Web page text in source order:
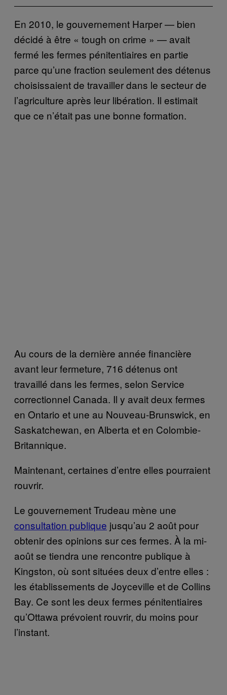
En 2010, le gouvernement Harper — bien
décidé à être « tough on crime » — avait
fermé les fermes pénitentiaires en partie
parce qu’une fraction seulement des détenus
choisissaient de travailler dans le secteur de
l’agriculture après leur libération. Il estimait
que ce n’était pas une bonne formation.
Au cours de la dernière année financière
avant leur fermeture, 716 détenus ont
travaillé dans les fermes, selon Service
correctionnel Canada. Il y avait deux fermes
en Ontario et une au Nouveau-Brunswick, en
Saskatchewan, en Alberta et en Colombie-
Britannique.
Maintenant, certaines d’entre elles pourraient
rouvrir.
Le gouvernement Trudeau mène une
consultation publique jusqu’au 2 août pour
obtenir des opinions sur ces fermes. À la mi-
août se tiendra une rencontre publique à
Kingston, où sont situées deux d’entre elles :
les établissements de Joyceville et de Collins
Bay. Ce sont les deux fermes pénitentiaires
qu’Ottawa prévoient rouvrir, du moins pour
l’instant.